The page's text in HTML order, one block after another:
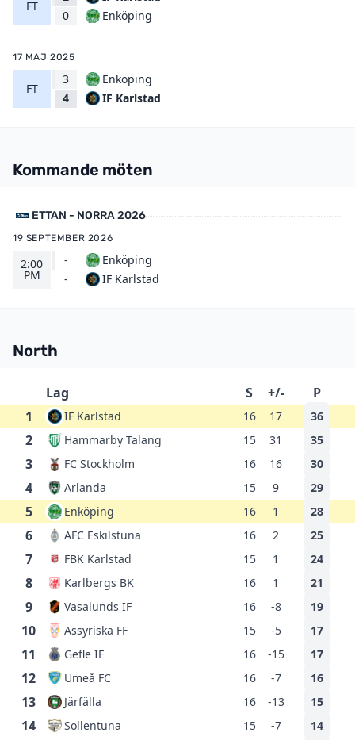
FT
0
Enköping
17 MAJ 2025
FT
3
4
Enköping
IF Karlstad
Kommande möten
ETTAN - NORRA 2026
19 SEPTEMBER 2026
2:00
PM
-
-
Enköping
IF Karlstad
North
Lag S +/-
P
1
IF Karlstad 16 17 36
2 Hammarby Talang 15 31 35
3 FC Stockholm 16 16 30
4 Arlanda 15 9 29
5 Enköping 16 1 28
6 AFC Eskilstuna 16 2 25
7 FBK Karlstad 15 1 24
8 Karlbergs BK 16 1 21
9 Vasalunds IF 16 -8 19
10 Assyriska FF 15 -5 17
11 Gefle IF 16 -15 17
12 Umeå FC 16 -7 16
13 Järfälla 16 -13 15
14 Sollentuna 15 -7 14